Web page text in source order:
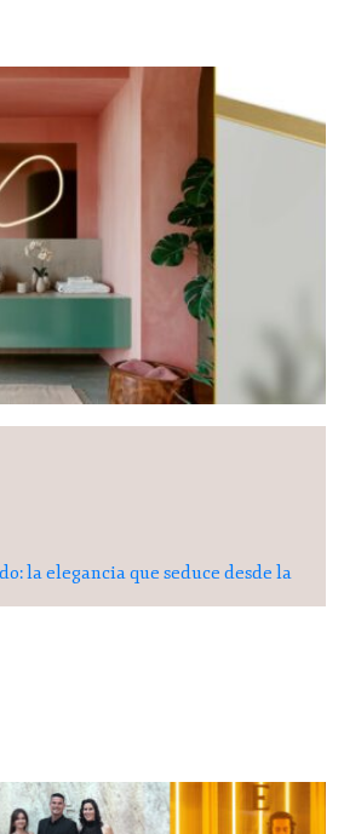
la elegancia que seduce desde la